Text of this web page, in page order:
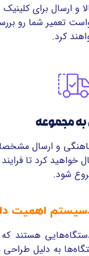
و ارسال برای
تعمیر شما رو
کرد.
به مجموعه
و ارسال
خواهید کرد تا
شود.
اهمیت
هستند که
به دلیل